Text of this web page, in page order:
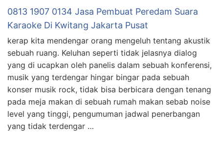
0813 1907 0134 Jasa Pembuat Peredam Suara
Karaoke Di Kwitang Jakarta Pusat
kerap kita mendengar orang mengeluh tentang akustik
sebuah ruang. Keluhan seperti tidak jelasnya dialog
yang di ucapkan oleh panelis dalam sebuah konferensi,
musik yang terdengar hingar bingar pada sebuah
konser musik rock, tidak bisa berbicara dengan tenang
pada meja makan di sebuah rumah makan sebab noise
level yang tinggi, pengumuman jadwal penerbangan
yang tidak terdengar …